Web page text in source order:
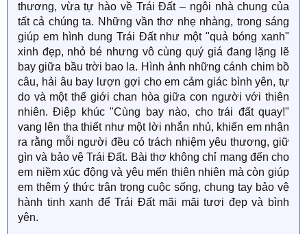
thương, vừa tự hào về Trái Đất – ngôi nhà chung của
tất cả chúng ta. Những vần thơ nhẹ nhàng, trong sáng
giúp em hình dung Trái Đất như một "quả bóng xanh"
xinh đẹp, nhỏ bé nhưng vô cùng quý giá đang lặng lẽ
bay giữa bầu trời bao la. Hình ảnh những cánh chim bồ
câu, hải âu bay lượn gợi cho em cảm giác bình yên, tự
do và một thế giới chan hòa giữa con người với thiên
nhiên. Điệp khúc "Cùng bay nào, cho trái đất quay!"
vang lên tha thiết như một lời nhắn nhủ, khiến em nhận
ra rằng mỗi người đều có trách nhiệm yêu thương, giữ
gìn và bảo vệ Trái Đất. Bài thơ không chỉ mang đến cho
em niềm xúc động và yêu mến thiên nhiên mà còn giúp
em thêm ý thức trân trọng cuộc sống, chung tay bảo vệ
hành tinh xanh để Trái Đất mãi mãi tươi đẹp và bình
yên.